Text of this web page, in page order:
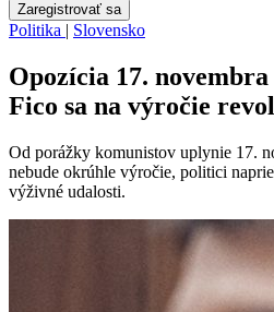
Zaregistrovať sa
Politika | Slovensko
Opozícia 17.
Fico sa na výročie
Od porážky komunistov uplynie 17.
nebude okrúhle výročie, politici
výživné udalosti.